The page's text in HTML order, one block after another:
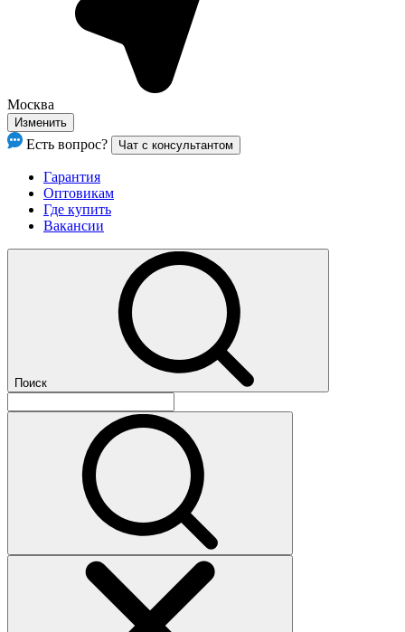
Москва
Изменить
Есть вопрос? Чат с консультантом
Гарантия
Оптовикам
Где купить
Вакансии
Поиск